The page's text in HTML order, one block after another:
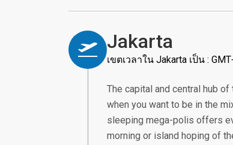
Jakarta
เขตเวลาใน Jakarta เป็น :
The capital and central hub
when you want to be in the
sleeping mega-polis offers
morning or island hoping of